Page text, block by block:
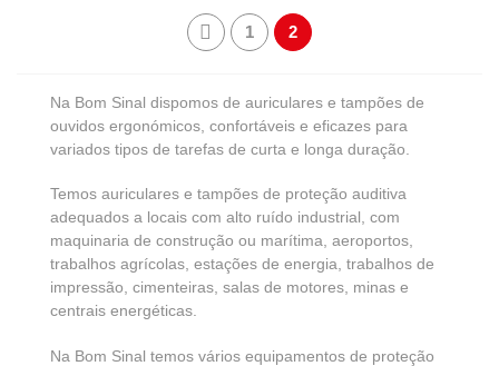
1 2
Na Bom Sinal dispomos de auriculares e tampões de
ouvidos ergonómicos, confortáveis e eficazes para
variados tipos de tarefas de curta e longa duração.
Temos auriculares e tampões de proteção auditiva
adequados a locais com alto ruído industrial, com
maquinaria de construção ou marítima, aeroportos,
trabalhos agrícolas, estações de energia, trabalhos de
impressão, cimenteiras, salas de motores, minas e
centrais energéticas.
Na Bom Sinal temos vários equipamentos de proteção